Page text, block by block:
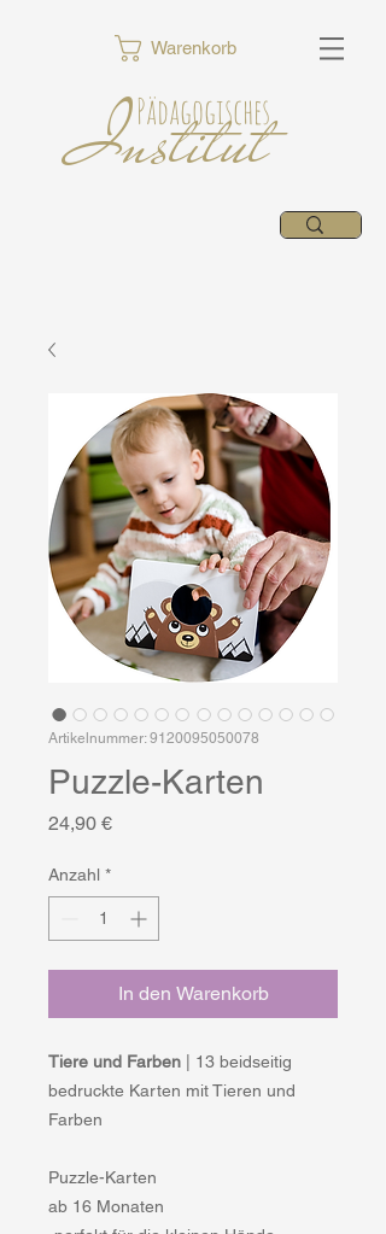
Warenkorb
Pädagogisches
Institut
Artikelnummer: 9120095050078
Puzzle-Karten
24,90 €Preis
Anzahl *
In den Warenkorb
Tiere und Farben | 13 beidseitig
bedruckte Karten mit Tieren und
Farben
Puzzle-Karten
ab 16 Monaten